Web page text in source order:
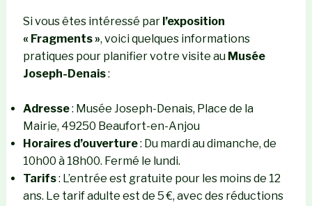
Si vous êtes intéressé par l’exposition
« Fragments », voici quelques informations
pratiques pour planifier votre visite au Musée
Joseph-Denais:
Adresse: Musée Joseph-Denais, Place de la
Mairie, 49250 Beaufort-en-Anjou
Horaires d’ouverture: Du mardi au dimanche, de
10h00 à 18h00. Fermé le lundi.
Tarifs: L’entrée est gratuite pour les moins de 12
ans. Le tarif adulte est de 5 €, avec des réductions